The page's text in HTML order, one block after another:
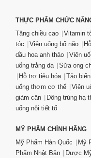
THỰC PHẨM CHỨC
Tăng chiều cao
Vitamin
tóc
Viên uống bổ não
dầu hoa anh thảo
Viên
uống trắng da
Sữa ong
Hỗ trợ tiêu hóa
Tảo biển
uống thơm cơ thể
Viên
giảm cân
Đông trùng hạ
uống nội tiết tố
MỸ PHẨM CHÍNH HÃNG
Mỹ Phẩm Hàn Quốc
Mỹ
Phẩm Nhật Bản
Dược